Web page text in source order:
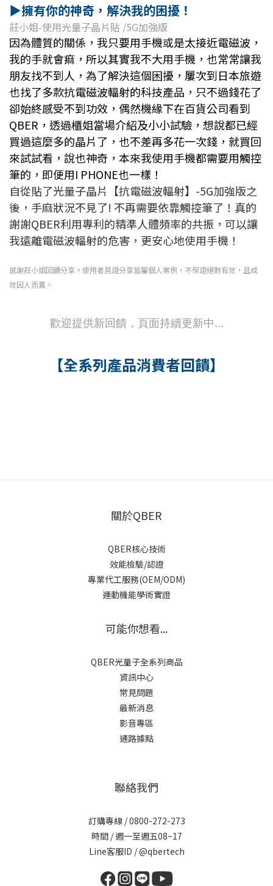
▶擁有你的神奇，解決我的困擾！
莊小姐-使用光量子晶片貼 /5G加強版
因為體質的關係，我只要用手機或是太接近電磁波，
我的手就會痲，所以其實我不大用手機，也常常讓我
朋友找不到人，為了解決這個困擾，屢次到日本旅遊
也找了多款抗電磁波輻射的科技產品，只不過錢花了
卻始終感受不到功效，偶然機緣下在百貨公司看到
QBER，透過櫃姐當場介紹及小小試驗，想說都已經
買過這麼多的晶片了，也不差再多花一次錢，就買回
來試試看，說也神奇，本來我使用手機都需要用觸控
筆的，即便用I PHONE也一樣！
自從貼了光量子晶片【抗電磁波輻射】-5G加強版之
後，手麻狀況不見了! 不再需要依靠觸控筆了！真的
謝謝QBER利用專利的精準人體頻率的共振，可以讓
我遠離電磁波輻射的危害，更安心地使用手機！
感謝莊小姐回饋分享。使用者見證分享皆屬個人案例，不保證絕對有效，且成
效因人而異。
歡迎提供新回饋，頁面持續更新中...
【全系列產品消費者回饋】
關於QBER
QBER核心技術
效能檢驗/認證
專業代工服務(OEM/ODM)
運動機能學術實證
可能你想看...
QBER光量子全系列商品
資訊中心
常見問題
最新消息
影音專區
通路據點
聯絡我們
訂購專線 / 0800-272-273
時間 / 週一至週五08~17
Line客服ID /@qbertech